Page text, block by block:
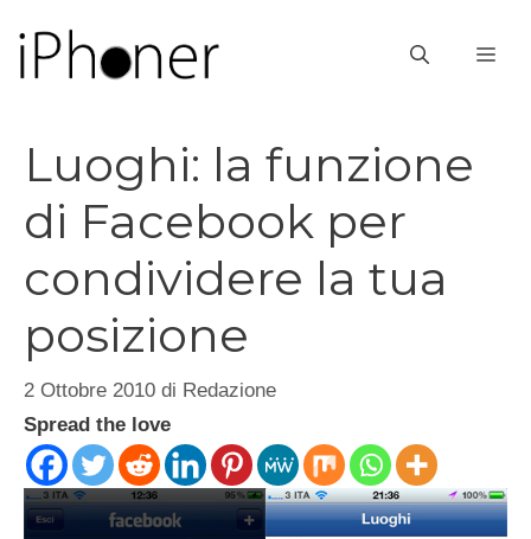
contenuto
Luoghi: la funzione
di Facebook per
condividere la tua
posizione
2 Ottobre 2010 di Redazione
Spread the love